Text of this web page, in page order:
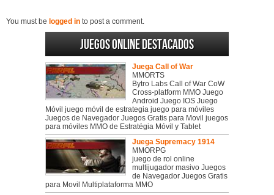
You must be logged in to post a comment.
Juegos online destacados
Juega Call of War
MMORTS
Bytro Labs Call of War CoW
Cross-platform MMO Juego
Android Juego IOS Juego
Móvil juego móvil de estrategia juego para móviles
Juegos de Navegador Juegos Gratis para Movil juegos
para móviles MMO de Estratégia Móvil y Tablet
Juega Supremacy 1914
MMORPG
juego de rol online
multijugador masivo Juegos
de Navegador Juegos Gratis
para Movil Multiplataforma MMO